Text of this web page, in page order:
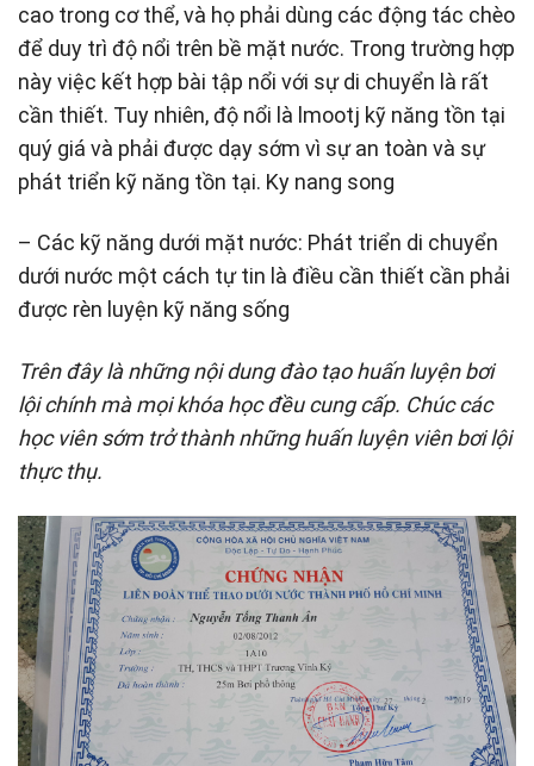
cao trong cơ thể, và họ phải dùng các động tác chèo
để duy trì độ nổi trên bề mặt nước. Trong trường hợp
này việc kết hợp bài tập nổi với sự di chuyển là rất
cần thiết. Tuy nhiên, độ nổi là lmootj kỹ năng tồn tại
quý giá và phải được dạy sớm vì sự an toàn và sự
phát triển kỹ năng tồn tại. Ky nang song
– Các kỹ năng dưới mặt nước: Phát triển di chuyển
dưới nước một cách tự tin là điều cần thiết cần phải
được rèn luyện kỹ năng sống
Trên đây là những nội dung đào tạo huấn luyện bơi
lội chính mà mọi khóa học đều cung cấp. Chúc các
học viên sớm trở thành những huấn luyện viên bơi lội
thực thụ.